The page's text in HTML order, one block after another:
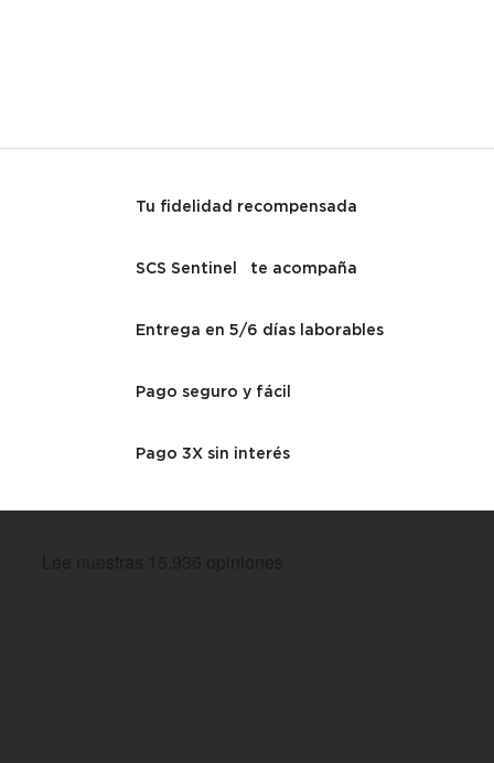
Tu fidelidad recompensada
SCS Sentinel te acompaña
Entrega en 5/6 días laborables
Pago seguro y fácil
Pago 3X sin interés